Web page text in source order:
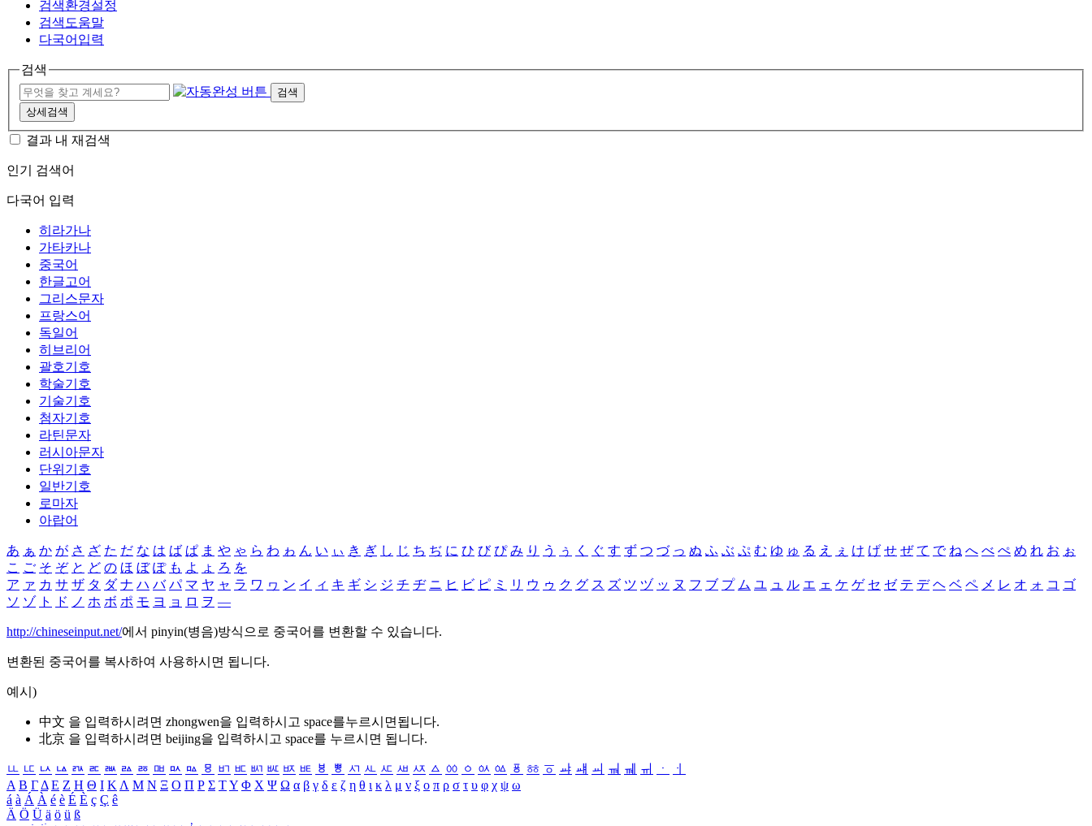
검색환경설정
검색도움말
다국어입력
검색
검색
상세검색
결과 내 재검색
인기 검색어
다국어 입력
히라가나
가타카나
중국어
한글고어
그리스문자
프랑스어
독일어
히브리어
괄호기호
학술기호
기술기호
첨자기호
라틴문자
러시아문자
단위기호
일반기호
로마자
아랍어
あ ぁ か が さ ざ た だ な は ば ぱ ま や ゃ ら わ ゎ ん い ぃ き ぎ し じ ち ぢ に ひ び ぴ み り う ぅ く ぐ す ず つ づ っ ぬ ふ ぶ ぷ む ゆ ゅ る え ぇ け げ せ ぜ て で ね へ べ ぺ め れ お ぉ
こ ご そ ぞ と ど の ほ ぼ ぽ も よ ょ ろ を
ア ァ カ サ ザ タ ダ ナ ハ バ パ マ ヤ ャ ラ ワ ヮ ン イ ィ キ ギ シ ジ チ ヂ ニ ヒ ビ ピ ミ リ ウ ゥ ク グ ス ズ ツ ヅ ッ ヌ フ ブ プ ム ユ ュ ル エ ェ ケ ゲ セ ゼ テ デ ヘ ベ ペ メ レ オ ォ コ ゴ
ソ ゾ ト ド ノ ホ ボ ポ モ ヨ ョ ロ ヲ ―
http://chineseinput.net/에서 pinyin(병음)방식으로 중국어를 변환할 수 있습니다.
변환된 중국어를 복사하여 사용하시면 됩니다.
예시)
中文 을 입력하시려면 zhongwen을 입력하시고 space를누르시면됩니다.
北京 을 입력하시려면 beijing을 입력하시고 space를 누르시면 됩니다.
ㅥ ㅦ ㅧ ㅨ ㅩ ㅪ ㅫ ㅬ ㅭ ㅮ ㅯ ㅰ ㅱ ㅲ ㅳ ㅴ ㅵ ㅶ ㅷ ㅸ ㅹ ㅺ ㅻ ㅼ ㅽ ㅾ ㅿ ㆀ ㆁ ㆂ ㆃ ㆄ ㆅ ㆆ ㆇ ㆈ ㆉ ㆊ ㆋ ㆌ ㆍ
ㆎ
Α Β ΓΔ Ε Ζ Η Θ Ι ΚΛ Μ Ν Ξ Ο Π Ρ Σ ΤΥ Φ Χ Ψ Ω α β γ δ ε ζ η θ ι κ λ μ ν ξ ο π ρ σ τ υ φ χ ψ ω
á à Á À é è É È ç Ç ê
Ä Ö Ü ä ö ü ß